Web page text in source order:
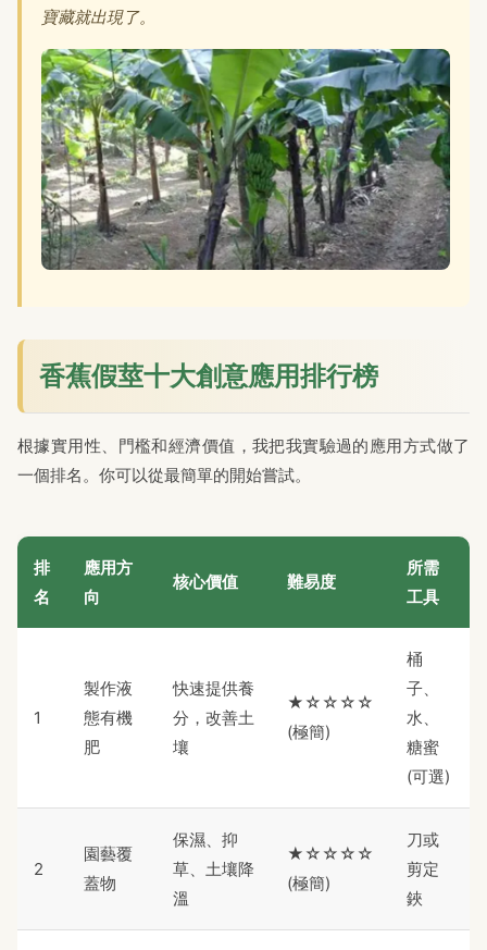
寶藏就出現了。
香蕉假莖十大創意應用排行榜
根據實用性、門檻和經濟價值，我把我實驗過的應用方式做了
一個排名。你可以從最簡單的開始嘗試。
排
名
應用方
向
核心價值 難易度
所需
工具
1
製作液
態有機
肥
快速提供養
分，改善土
壤
★☆☆☆☆
(極簡)
桶
子、
水、
糖蜜
(可選)
2
園藝覆
蓋物
保濕、抑
草、土壤降
溫
★☆☆☆☆
(極簡)
刀或
剪定
鋏